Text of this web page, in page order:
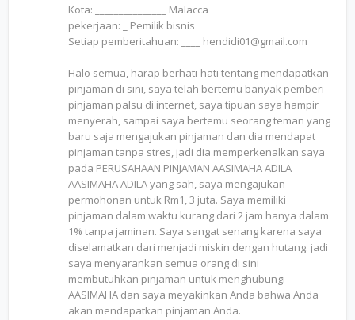
Kota: _______________ Malacca
pekerjaan: _ Pemilik bisnis
Setiap pemberitahuan: ____ hendidi01@gmail.com
Halo semua, harap berhati-hati tentang mendapatkan
pinjaman di sini, saya telah bertemu banyak pemberi
pinjaman palsu di internet, saya tipuan saya hampir
menyerah, sampai saya bertemu seorang teman yang
baru saja mengajukan pinjaman dan dia mendapat
pinjaman tanpa stres, jadi dia memperkenalkan saya
pada PERUSAHAAN PINJAMAN AASIMAHA ADILA
AASIMAHA ADILA yang sah, saya mengajukan
permohonan untuk Rm1, 3 juta. Saya memiliki
pinjaman dalam waktu kurang dari 2 jam hanya dalam
1% tanpa jaminan. Saya sangat senang karena saya
diselamatkan dari menjadi miskin dengan hutang. jadi
saya menyarankan semua orang di sini
membutuhkan pinjaman untuk menghubungi
AASIMAHA dan saya meyakinkan Anda bahwa Anda
akan mendapatkan pinjaman Anda.